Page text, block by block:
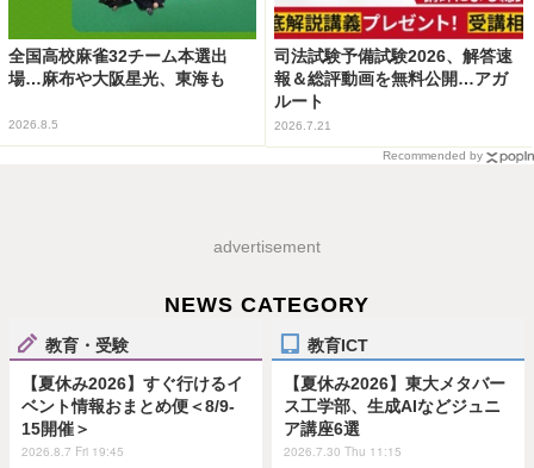
全国高校麻雀32チーム本選出
場…麻布や大阪星光、東海も
2026.8.5
司法試験予備試験2026、解答速
報＆総評動画を無料公開…アガ
ルート
2026.7.21
Recommended by
advertisement
NEWS CATEGORY
教育・受験
【夏休み2026】すぐ行けるイ
ベント情報おまとめ便＜8/9-
15開催＞
2026.8.7 Fri 19:45
教育ICT
【夏休み2026】東大メタバー
ス工学部、生成AIなどジュニ
ア講座6選
2026.7.30 Thu 11:15